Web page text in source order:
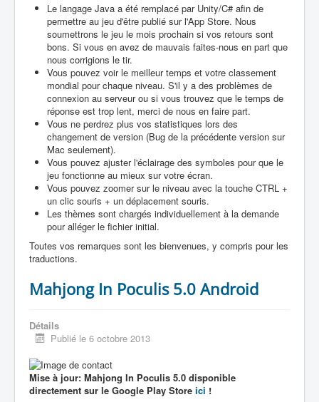
Le langage Java a été remplacé par Unity/C# afin de
permettre au jeu d'être publié sur l'App Store. Nous
soumettrons le jeu le mois prochain si vos retours sont
bons. Si vous en avez de mauvais faites-nous en part que
nous corrigions le tir.
Vous pouvez voir le meilleur temps et votre classement
mondial pour chaque niveau. S'il y a des problèmes de
connexion au serveur ou si vous trouvez que le temps de
réponse est trop lent, merci de nous en faire part.
Vous ne perdrez plus vos statistiques lors des
changement de version (Bug de la précédente version sur
Mac seulement).
Vous pouvez ajuster l'éclairage des symboles pour que le
jeu fonctionne au mieux sur votre écran.
Vous pouvez zoomer sur le niveau avec la touche CTRL +
un clic souris + un déplacement souris.
Les thèmes sont chargés individuellement à la demande
pour alléger le fichier initial.
Toutes vos remarques sont les bienvenues, y compris pour les
traductions.
Mahjong In Poculis 5.0 Android
Détails
Publié le 6 octobre 2013
Mise à jour: Mahjong In Poculis 5.0 disponible
directement sur le Google Play Store ici !